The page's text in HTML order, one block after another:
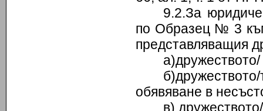
9.2.За
по Образец № 3
представляващия
обявяване в
в)